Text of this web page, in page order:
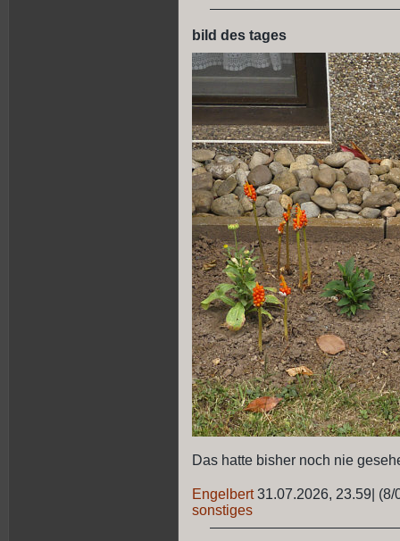
bild des tages
Das hatte bisher noch nie
Engelbert 31.07.2026, 23.59 (8/
sonstiges